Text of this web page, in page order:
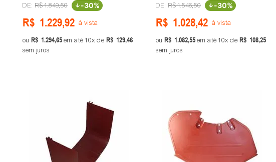
R$1.849,50 -30%
R$ 1.229,92 à vista
ou R$ 1.294,65em até10 de R$ 129,46
sem juros
R$1.546,50 -30%
R$ 1.028,42 à vista
ou R$ 1.082,55em até10 de R$ 108,25
sem juros